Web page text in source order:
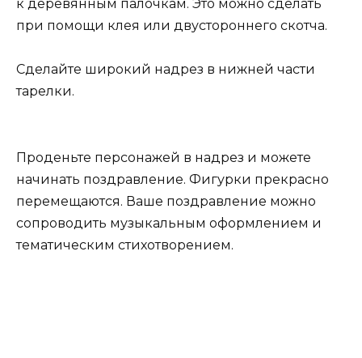
к деревянным палочкам. Это можно сделать
при помощи клея или двустороннего скотча.
Сделайте широкий надрез в нижней части
тарелки.
Проденьте персонажей в надрез и можете
начинать поздравление. Фигурки прекрасно
перемещаются. Ваше поздравление можно
сопроводить музыкальным оформлением и
тематическим стихотворением.